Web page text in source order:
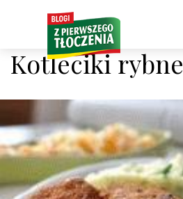
Kotleciki rybne